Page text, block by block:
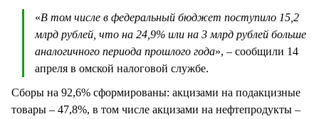
«В том числе в федеральный бюджет поступило 15,2
млрд рублей, что на 24,9% или на 3 млрд рублей больше
аналогичного периода прошлого года», – сообщили 14
апреля в омской налоговой службе.
Сборы на 92,6% сформированы: акцизами на подакцизные
товары – 47,8%, в том числе акцизами на нефтепродукты –